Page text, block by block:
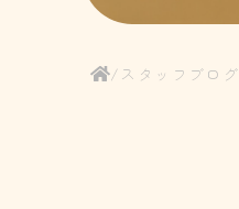
/ スタッフブログ